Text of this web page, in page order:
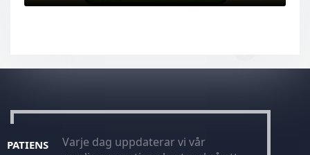
PATIENS
Varje dag uppdaterar vi vår